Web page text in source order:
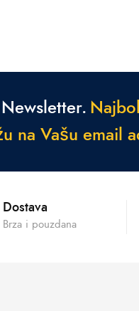
Newsletter. Naj bo
u na Vašu emai a
Dostava
Brza i pouzdana